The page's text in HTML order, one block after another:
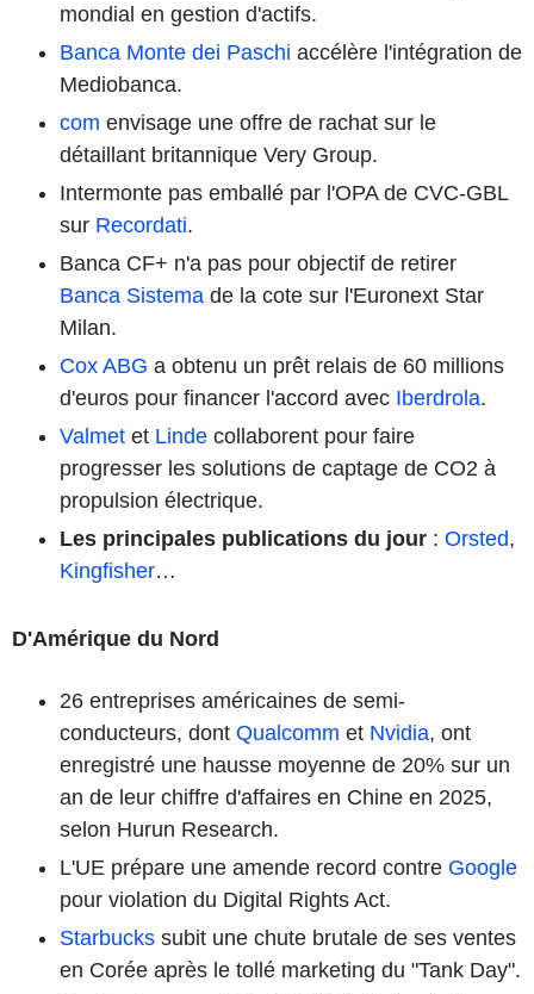
mondial en gestion d'actifs.
Banca Monte dei Paschi accélère l'intégration de
Mediobanca.
com envisage une offre de rachat sur le
détaillant britannique Very Group.
Intermonte pas emballé par l'OPA de CVC-GBL
sur Recordati.
Banca CF+ n'a pas pour objectif de retirer
Banca Sistema de la cote sur l'Euronext Star
Milan.
Cox ABG a obtenu un prêt relais de 60 millions
d'euros pour financer l'accord avec Iberdrola.
Valmet et Linde collaborent pour faire
progresser les solutions de captage de CO2 à
propulsion électrique.
Les principales publications du jour : Orsted,
Kingfisher…
D'Amérique du Nord
26 entreprises américaines de semi-
conducteurs, dont Qualcomm et Nvidia, ont
enregistré une hausse moyenne de 20% sur un
an de leur chiffre d'affaires en Chine en 2025,
selon Hurun Research.
L'UE prépare une amende record contre Google
pour violation du Digital Rights Act.
Starbucks subit une chute brutale de ses ventes
en Corée après le tollé marketing du "Tank Day".